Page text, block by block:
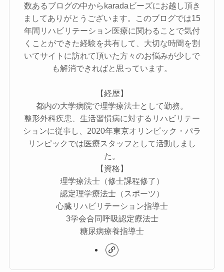
数あるブログの中からkaradaビーズにお越し頂き
ましてありがとうございます。このブログでは15
年間リハビリテーション医療に関わることで気付
くことができた経験を共有して、大切な時間を割
いてサイトに訪れて頂いた方々のお悩みが少しで
も解消できればと思っています。
【経歴】
都内の大学病院で理学療法士として勤務。
整形外科疾患、生活習慣病に対するリハビリテー
ションに従事し、2020年東京オリンピック・パラ
リンピックでは医療スタッフとして活動しまし
た。
【資格】
理学療法士（修士課程修了）
認定理学療法士（スポーツ）
心臓リハビリテーション指導士
3学会合同呼吸認定療法士
糖尿病療養指導士